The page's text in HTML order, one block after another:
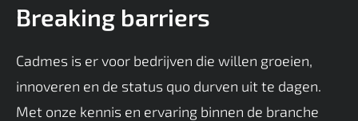
Breaking barriers
Cadmes is er voor bedrijven die willen groeien,
innoveren en de status quo durven uit te dagen.
Met onze kennis en ervaring binnen de branche